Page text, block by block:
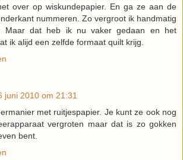
over op wiskundepapier. En ga ze aan de
nummeren. Zo vergroot ik handmatig
Maar dat heb ik nu vaker gedaan en het
ik alijd een zelfde formaat quilt krijg.
juni 2010 om 21:31
met ruitjespapier. Je kunt ze ook nog
vergroten maar dat is zo gokken
bent.